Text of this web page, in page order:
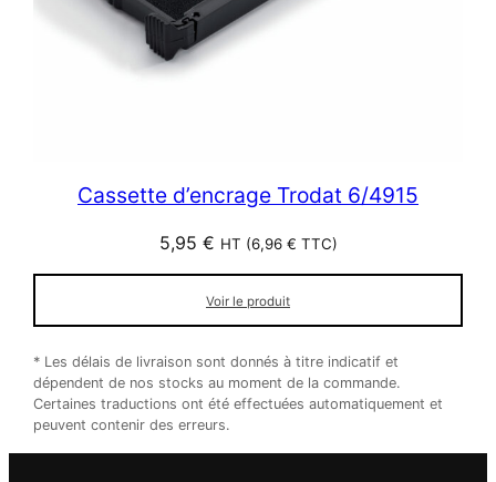
Cassette d’encrage Trodat 6/4915
5,95 € HT (6,96 € TTC)
Voir le produit
* Les délais de livraison sont donnés à titre indicatif et
dépendent de nos stocks au moment de la commande.
Certaines traductions ont été effectuées automatiquement et
peuvent contenir des erreurs.